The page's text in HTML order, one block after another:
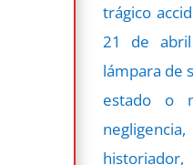
trágico
21 de
lámpara de
estado o